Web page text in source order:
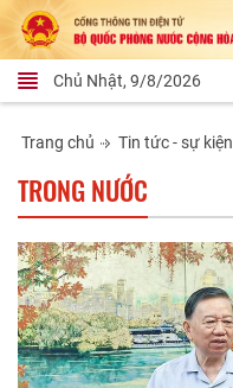
Chủ Nhật, 9/8/2026
Trang chủ Tin tức - sự kiện
TRONG NƯỚC